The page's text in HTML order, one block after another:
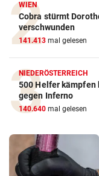
WIEN
Cobra stürmt
verschwunden
141.413 mal gelesen
NIEDERÖSTERREICH
500 Helfer kämpfen
gegen Inferno
140.640 mal gelesen